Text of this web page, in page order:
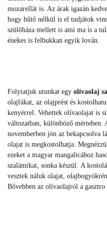
mozarellát is. Az árak igazán
hogy hűtő nélkül is el tudjátok
szülőháza mellett is ami ma is a
énekes is felbukkan egyik lován.
Folytatjuk utunkat egy olívaolaj
olajfákat, az olajprést és
kenyérrel. Vehettek olívaolajat is
változatban, különböző
novemberben jön az bekapcsolva
olajat is megkostolhatja.
ezeket a magyar mangalicához
szalámikat, sonka készül. A
vesztek náluk olajat,
Bővebben az olívaolajról a